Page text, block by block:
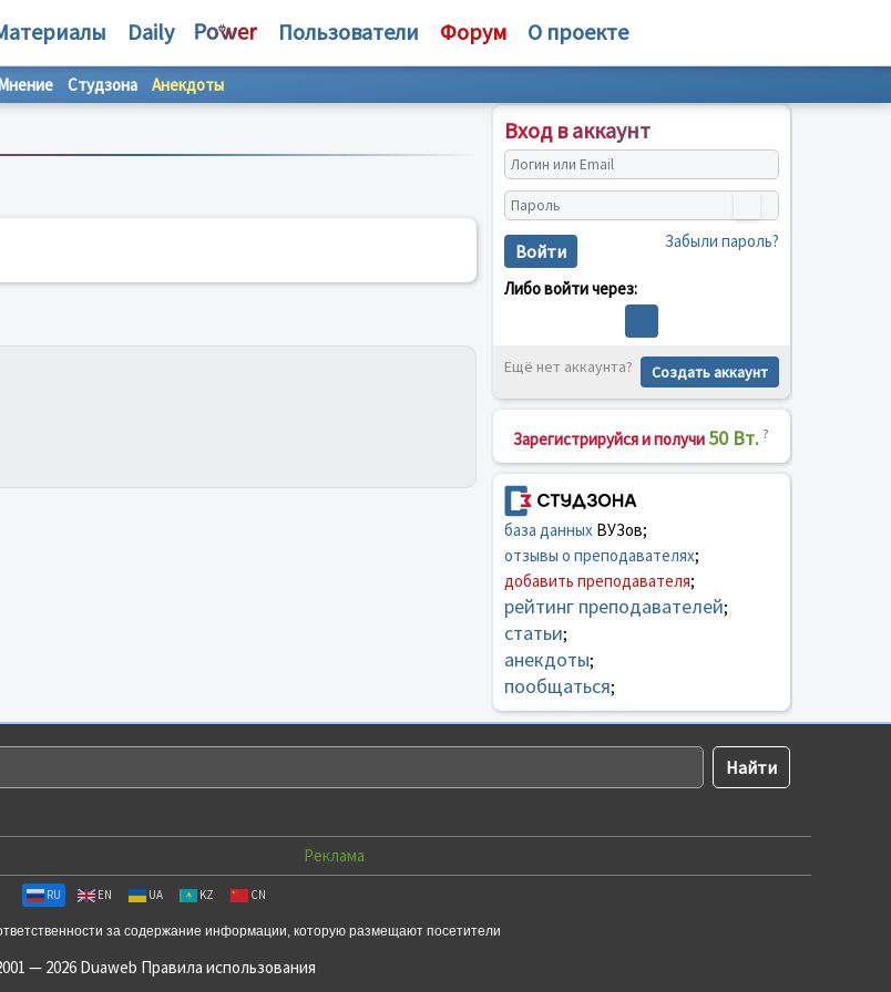
Daily Пользователи Форум О проекте
Студзона Анекдоты
Вход в аккаунт
Войти Забыли пароль?
Либо войти через:
Ещё нет аккаунта? Создать аккаунт
Зарегистрируйся и получи 50 Вт. ?
база данныхВУЗов;
отзывы о преподавателях;
добавить преподавателя;
рейтинг преподавателей;
статьи;
анекдоты;
пообщаться;
Реклама
RU EN UA KZ CN
за содержание информации, которую размещают посетители
— 2026 Duaweb Правила использования